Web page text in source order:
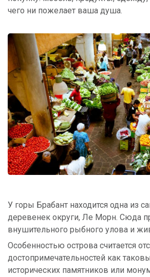
чего ни пожелает ваша душа.
У горы Брабант находится одна из
деревенек округи, Ле Морн. Сюда
внушительного рыбного улова и
Особенностью острова считается
достопримечательностей как
исторических памятников или